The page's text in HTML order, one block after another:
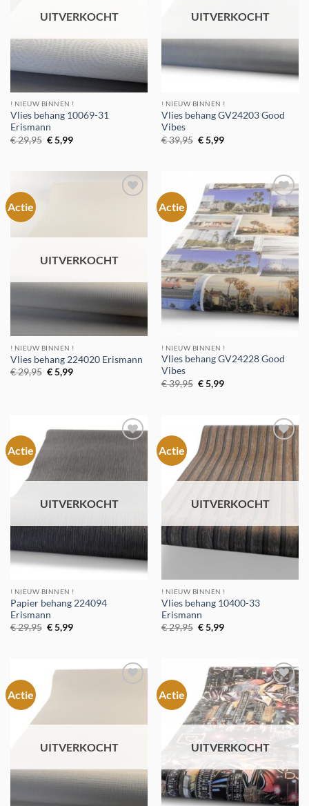
UITVERKOCHT
! NIEUW BINNEN !
Vlies behang 10069-31
Erismann
€29,95 Oorspronkelijke
prijs
€5,99Huidige
UITVERKOCHT
! NIEUW BINNEN !
Vlies behang GV24203 Good
Vibes
€39,95 Oorspronkelijke
prijs
€5,99Huidige
Actie
UITVERKOCHT
! NIEUW BINNEN !
Vlies behang 224020 Erismann
€29,95 Oorspronkelijke
prijs
€5,99Huidige
Actie
Toevoegen
aan
verlanglijst
! NIEUW BINNEN !
Vlies behang GV24228 Good
Vibes
€39,95 Oorspronkelijke
prijs
€5,99Huidige
Actie
verlanglijst
UITVERKOCHT
! NIEUW BINNEN !
Papier behang 224094
Erismann
€29,95 Oorspronkelijke
prijs
€5,99Huidige
Actie
Toevoegen
aan
verlanglijst
UITVERKOCHT
! NIEUW BINNEN !
Vlies behang 10400-33
Erismann
€29,95 Oorspronkelijke
prijs
€5,99Huidige
Actie
UITVERKOCHT
Actie
Toevoegen
aan
verlanglijst
UITVERKOCHT